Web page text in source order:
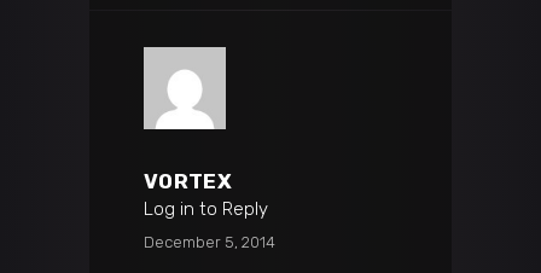
VORTEX
Log in to Reply
December 5, 2014